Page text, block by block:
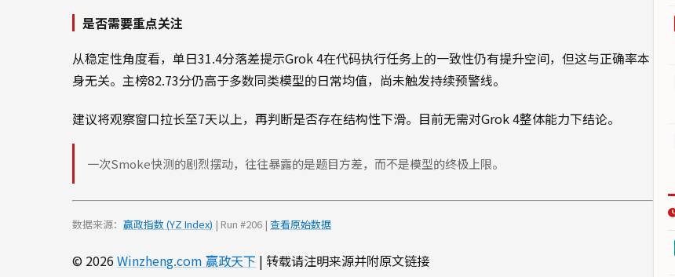
是否需要重点关注
从稳定性角度看，单日31.4分落差提示Grok 4在代码执行任务上的一致性仍有提升空间，但这与正确率本
身无关。主榜82.73分仍高于多数同类模型的日常均值，尚未触发持续预警线。
建议将观察窗口拉长至7天以上，再判断是否存在结构性下滑。目前无需对Grok 4整体能力下结论。
一次Smoke快测的剧烈摆动，往往暴露的是题目方差，而不是模型的终极上限。
数据来源： 赢政指数 (YZ Index) | Run #206 | 查看原始数据
© 2026 Winzheng.com 赢政天下 | 转载请注明来源并附原文链接